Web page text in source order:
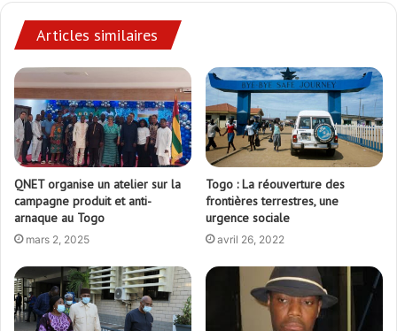
Articles similaires
QNET organise un atelier sur la
campagne produit et anti-
arnaque au Togo
mars 2, 2025
Togo : La réouverture des
frontières terrestres, une
urgence sociale
avril 26, 2022